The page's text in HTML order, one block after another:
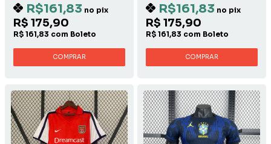
R$161,83 no pix
R$ 175,90
R$ 161,83 com Boleto
COMPRAR
R$161,83 no pix
R$ 175,90
R$ 161,83 com Boleto
COMPRAR